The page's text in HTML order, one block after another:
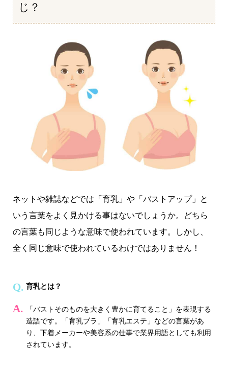
じ？
ネットや雑誌などでは「育乳」や「バストアップ」と
いう言葉をよく見かける事はないでしょうか。どちら
の言葉も同じような意味で使われています。しかし、
全く同じ意味で使われているわけではありません！
育乳とは？
「バストそのものを大きく豊かに育てること」を表現する
造語です。「育乳ブラ」「育乳エステ」などの言葉があ
り、下着メーカーや美容系の仕事で業界用語としても利用
されています。